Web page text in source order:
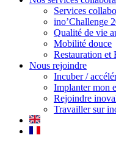
Services
ino’Challenge
Qualité de vie
Mobilité douce
Restauration et
Nous rejoindre
Incuber /
Implanter mon
Rejoindre
Travailler sur